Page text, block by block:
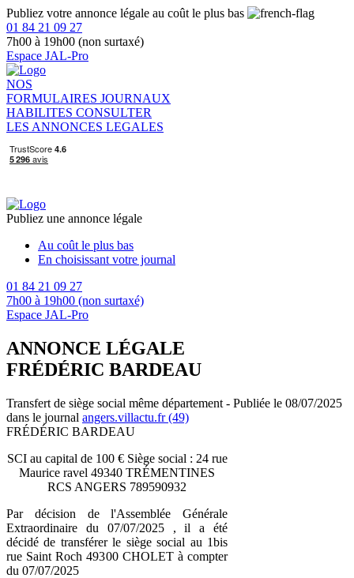
Publiez votre annonce légale au coût le plus bas
01 84 21 09 27
7h00 à 19h00 (non surtaxé)
Espace JAL-Pro
NOS
FORMULAIRES JOURNAUX
HABILITES CONSULTER
LES ANNONCES LEGALES
Publiez une annonce légale
Au coût le plus bas
En choisissant votre journal
01 84 21 09 27
7h00 à 19h00 (non surtaxé)
Espace JAL-Pro
ANNONCE LÉGALE
FRÉDÉRIC BARDEAU
Transfert de siège social même département - Publiée le 08/07/2025
dans le journal angers.villactu.fr (49)
FRÉDÉRIC BARDEAU
SCI au capital de 100 € Siège social : 24 rue
Maurice ravel 49340 TRÉMENTINES
RCS ANGERS 789590932
Par décision de l'Assemblée Générale
Extraordinaire du 07/07/2025 , il a été
décidé de transférer le siège social au 1bis
rue Saint Roch 49300 CHOLET à compter
du 07/07/2025